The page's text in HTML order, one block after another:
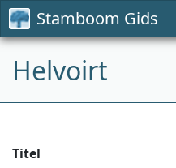
Stamboom Gids
Helvoirt
Titel